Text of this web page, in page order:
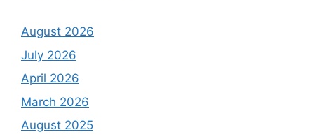
August 2026
July 2026
April 2026
March 2026
August 2025